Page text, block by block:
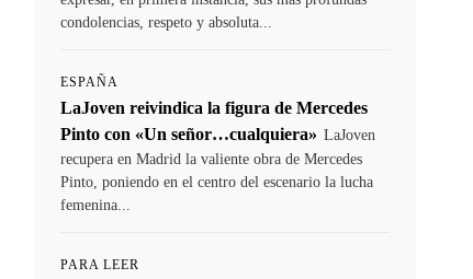
condolencias, respeto y absoluta...
ESPAÑA
LaJoven reivindica la figura de Mercedes
Pinto con «Un señor…cualquiera» LaJoven
recupera en Madrid la valiente obra de Mercedes
Pinto, poniendo en el centro del escenario la lucha
femenina...
PARA LEER